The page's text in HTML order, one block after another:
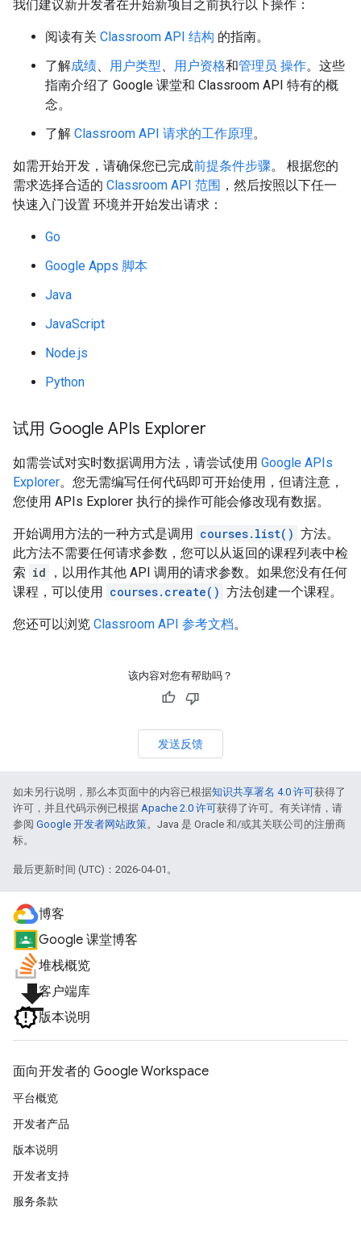
我们建议新开发者在开始新项目之前执行以下操作：
阅读有关 Classroom API 结构 的指南。
了解成绩、 用户类型、 用户资格和管理员 操作。这些
指南介绍了 Google 课堂和 Classroom API 特有的概
念。
了解 Classroom API 请求的工作原理。
如需开始开发，请确保您已完成前提条件步骤。 根据您的
需求选择合适的 Classroom API 范围 ，然后按照以下任一
快速入门设置 环境并开始发出请求：
Go
Google Apps 脚本
Java
JavaScript
Node.js
Python
试用 Google APIs Explorer
如需尝试对实时数据调用方法，请尝试使用 Google APIs
Explorer。您无需编写任何代码即可开始使用，但请注意，
您使用 APIs Explorer 执行的操作可能会修改现有数据。
开始调用方法的一种方式是调用 courses.list() 方法。
此方法不需要任何请求参数，您可以从返回的课程列表中检
索 id
，以用作其他 API 调用的请求参数。如果您没有任何
课程，可以使用 courses.create() 方法创建一个课程。
您还可以浏览 Classroom API 参考文档。
该内容对您有帮助吗？
发送反馈
如未另行说明，那么本页面中的内容已根据知识共享署名 4.0 许可获得了
许可，并且代码示例已根据 Apache 2.0 许可获得了许可。有关详情，请
参阅 Google 开发者网站政策。Java 是 Oracle 和/或其关联公司的注册商
标。
最后更新时间 (UTC)：2026-04-01。
博客
Google 课堂博客
堆栈概览
file_download客户端库
版本说明
面向开发者的 Google Workspace
平台概览
开发者产品
版本说明
开发者支持
服务条款